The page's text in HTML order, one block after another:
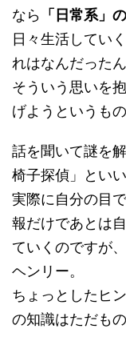
なら 「日常系」
日々生活してい
れはなんだった
そういう思いを
げようというも
話を聞いて謎を
椅子探偵」とい
実際に自分の目
報だけであとは
ていくのですが
ヘンリー。
ちょっとしたヒ
の知識はただも